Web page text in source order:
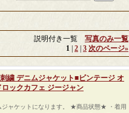
説明付き一覧 写真のみ一覧
1 2 3 次のページ»
繍 デニムジャケット■ビンテージ オ
ックカフェ ジージャン
ジャケットになります。 ★商品状態★ ・着用